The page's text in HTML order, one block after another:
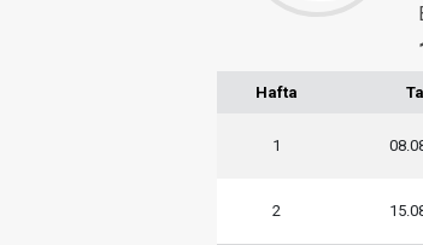
Hafta
1
2